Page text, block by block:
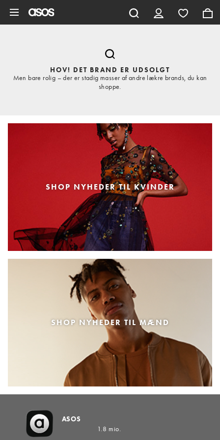
HOV! DET BRAND ER UDSOLGT
Men bare rolig – der er stadig masser af andre lækre brands, du kan
shoppe.
SHOP NYHEDER TIL KVINDER
SHOP NYHEDER TIL MÆND
ASOS
1.8 mio.